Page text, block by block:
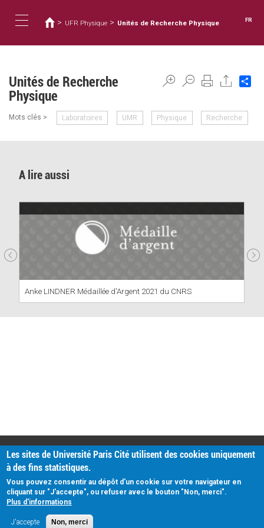
contenu
navigation
êtes
ici
> UFR Physique > Unités de Recherche Physique FR
Unités de Recherche
Physique
Mots clés > Laboratoires UMR Physique Recherche
A lire aussi
Anke LINDNER Médaillée d'Argent 2021 du CNRS
PRATIQUE
Plan d'accès
Intranet
Mentions légales
Données personnelles
Les sites de Université Paris Cité utilisent des cookies uniquement
à des fins statistiques.
Vous pouvez consentir au dépôt d'un cookie sur votre navigateur en
cliquant sur "J'accepte", ou refuser avec le bouton "Non, merci".
Plus d'informations
J'accepte Non, merci